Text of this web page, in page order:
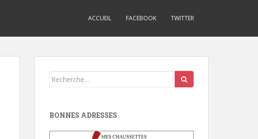
ACCUEIL FACEBOOK TWITTER
Search
BONNES ADRESSES